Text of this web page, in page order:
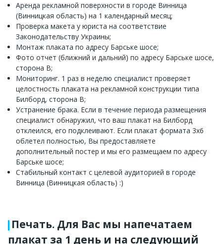
Аренда рекламной поверхности в городе Винница
(Винницкая область) на 1 календарный месяц;
Проверка макета у юриста на соответствие
Законодательству Украины;
Монтаж плаката по адресу Барське шосе;
Фото отчет (ближний и дальний) по адресу Барське шосе,
сторона B;
Мониторинг. 1 раз в неделю специалист проверяет
целостность плаката на рекламной конструкции типа
Билборд, сторона B;
Устранение брака. Если в течение периода размещения
специалист обнаружил, что ваш плакат на Билборд
отклеился, его подклеивают. Если плакат формата 3x6
облетел полностью, Вы предоставляете
дополнительный постер и мы его размещаем по адресу
Барське шосе;
Стабильный контакт с целевой аудиторией в городе
Винница (Винницкая область) :)
Печать. Для Вас мы напечатаем
плакат за 1 день и на следующий